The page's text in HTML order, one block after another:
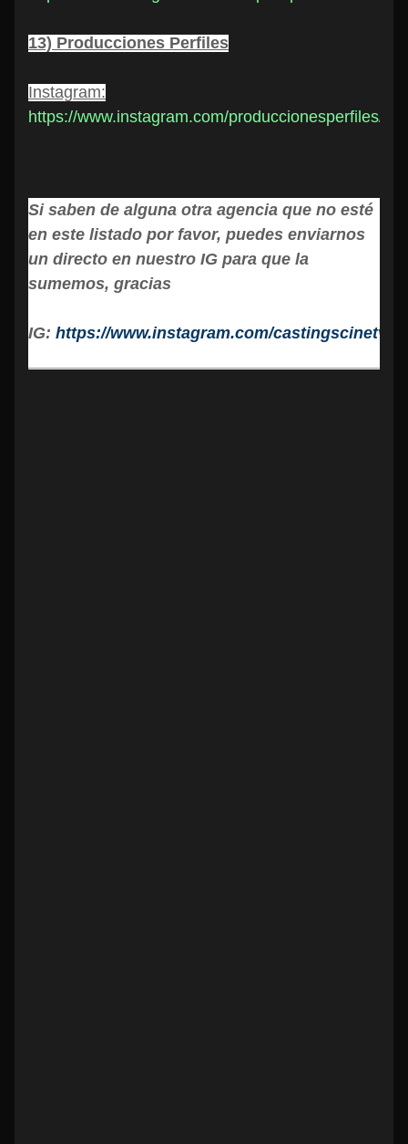
13) Producciones Perfiles
Instagram:
https://www.instagram.com/produccionesperfiles/
Si saben de alguna otra agencia que no esté
en este listado por favor, puedes enviarnos
un directo en nuestro IG para que la
sumemos, gracias
IG: https://www.instagram.com/castingscinetv